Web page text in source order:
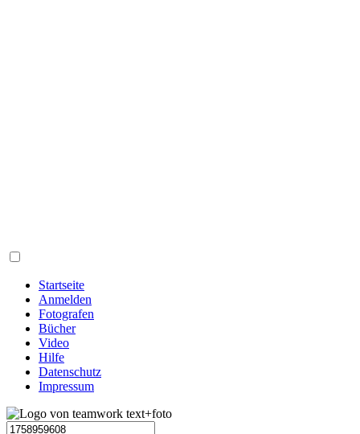
Startseite
Anmelden
Fotografen
Bücher
Video
Hilfe
Datenschutz
Impressum